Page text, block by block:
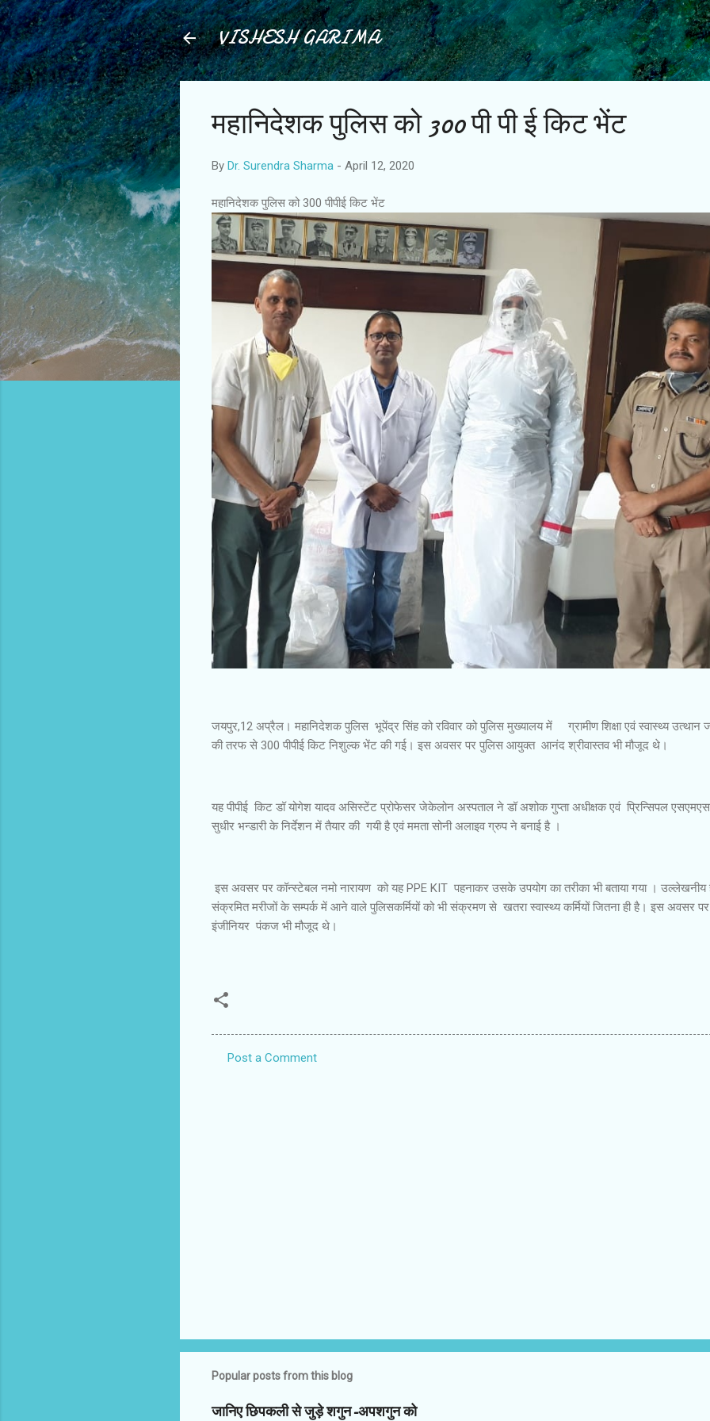
Skip to main content
VISHESH GARIMA
महानिदेशक पुलिस को 300 पी पी ई किट भेंट
By Dr. Surendra Sharma - April 12, 2020
महानिदेशक पुलिस को 300 पीपीई किट भेंट
जयपुर,12 अप्रैल। महानिदेशक पुलिस भूपेंद्र सिंह को रविवार को पुलिस मुख्यालय में ग्रामीण शिक्षा एवं स्वास्थ्य उत्थान
की तरफ से 300 पीपीई किट निशुल्क भेंट की गई। इस अवसर पर पुलिस आयुक्त आनंद श्रीवास्तव भी मौजूद थे।
यह पीपीई किट डॉ योगेश यादव असिस्टेंट प्रोफेसर जेकेलोन अस्पताल ने डॉ अशोक गुप्ता अधीक्षक एवं प्रिन्सिपल
सुधीर भन्डारी के निर्देशन में तैयार की गयी है एवं ममता सोनी अलाइव ग्रुप ने बनाई है ।
इस अवसर पर कॉन्स्टेबल नमो नारायण को यह PPE KIT पहनाकर उसके उपयोग का तरीका भी बताया गया । उल्लेखनीय
संक्रमित मरीजों के सम्पर्क में आने वाले पुलिसकर्मियों को भी संक्रमण से खतरा स्वास्थ्य कर्मियों जितना ही है। इस अवसर पर
इंजीनियर पंकज भी मौजूद थे।
Post a Comment
Popular posts from this blog
जानिए छिपकली से जुड़े शगुन-अपशगुन को